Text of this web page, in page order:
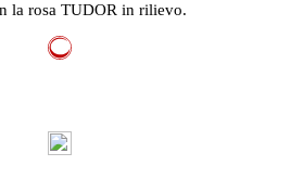
la rosa TUDOR in rilievo.